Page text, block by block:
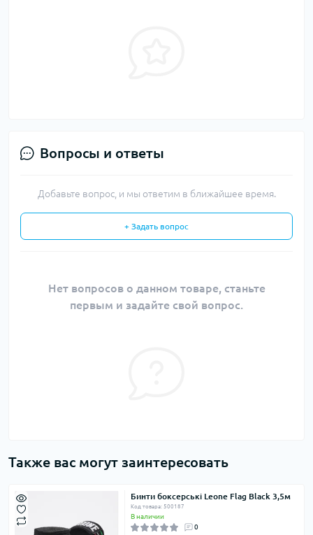
Вопросы и ответы
Добавьте вопрос, и мы ответим в ближайшее время.
+ Задать вопрос
Нет вопросов о данном товаре, станьте
первым и задайте свой вопрос.
Также вас могут заинтересовать
Бинти боксерські Leone Flag Black 3,5м
Код товара: 500187
В наличии
0